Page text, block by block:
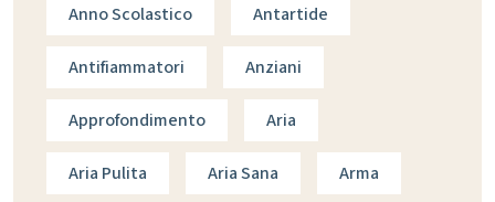
Anno Scolastico Antartide
Antifiammatori Anziani
Approfondimento Aria
Aria Pulita Aria Sana Arma